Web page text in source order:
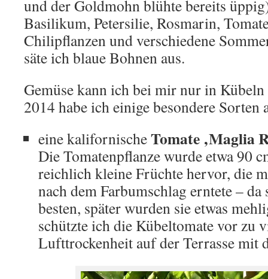
und der Goldmohn blühte bereits
Basilikum, Petersilie, Rosmarin,
Chilipflanzen und verschiedene
säte ich blaue Bohnen aus.
Gemüse kann ich bei mir nur in
2014 habe ich einige besondere Sorten
eine kalifornischeTomate ‚Maglia
Die Tomatenpflanze wurde etwa 90
reichlich kleine Früchte hervor, die
nach dem Farbumschlag erntete – da
besten, später wurden sie etwas
schützte ich die Kübeltomate vor zu
Lufttrockenheit auf der Terrasse mit